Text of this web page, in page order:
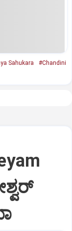
Sahukara
#Chandini